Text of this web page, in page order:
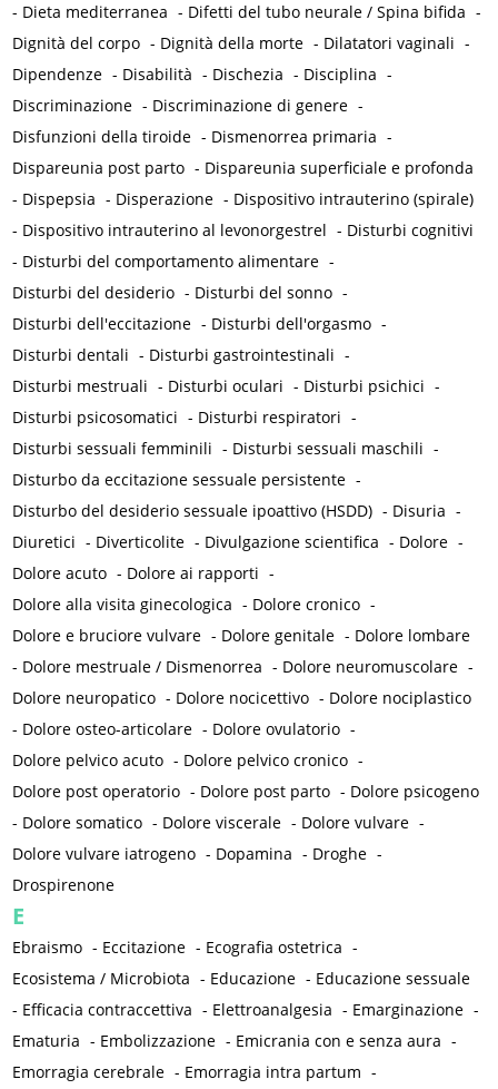
- Dieta mediterranea - Difetti del tubo neurale / Spina bifida -
Dignità del corpo - Dignità della morte - Dilatatori vaginali -
Dipendenze - Disabilità - Dischezia - Disciplina -
Discriminazione - Discriminazione di genere -
Disfunzioni della tiroide - Dismenorrea primaria -
Dispareunia post parto - Dispareunia superficiale e profonda
- Dispepsia - Disperazione - Dispositivo intrauterino (spirale)
- Dispositivo intrauterino al levonorgestrel - Disturbi cognitivi
- Disturbi del comportamento alimentare -
Disturbi del desiderio - Disturbi del sonno -
Disturbi dell'eccitazione - Disturbi dell'orgasmo -
Disturbi dentali - Disturbi gastrointestinali -
Disturbi mestruali - Disturbi oculari - Disturbi psichici -
Disturbi psicosomatici - Disturbi respiratori -
Disturbi sessuali femminili - Disturbi sessuali maschili -
Disturbo da eccitazione sessuale persistente -
Disturbo del desiderio sessuale ipoattivo (HSDD) - Disuria -
Diuretici - Diverticolite - Divulgazione scientifica - Dolore -
Dolore acuto - Dolore ai rapporti -
Dolore alla visita ginecologica - Dolore cronico -
Dolore e bruciore vulvare - Dolore genitale - Dolore lombare
- Dolore mestruale / Dismenorrea - Dolore neuromuscolare -
Dolore neuropatico - Dolore nocicettivo - Dolore nociplastico
- Dolore osteo-articolare - Dolore ovulatorio -
Dolore pelvico acuto - Dolore pelvico cronico -
Dolore post operatorio - Dolore post parto - Dolore psicogeno
- Dolore somatico - Dolore viscerale - Dolore vulvare -
Dolore vulvare iatrogeno - Dopamina - Droghe -
Drospirenone
E
Ebraismo - Eccitazione - Ecografia ostetrica -
Ecosistema / Microbiota - Educazione - Educazione sessuale
- Efficacia contraccettiva - Elettroanalgesia - Emarginazione -
Ematuria - Embolizzazione - Emicrania con e senza aura -
Emorragia cerebrale - Emorragia intra partum -